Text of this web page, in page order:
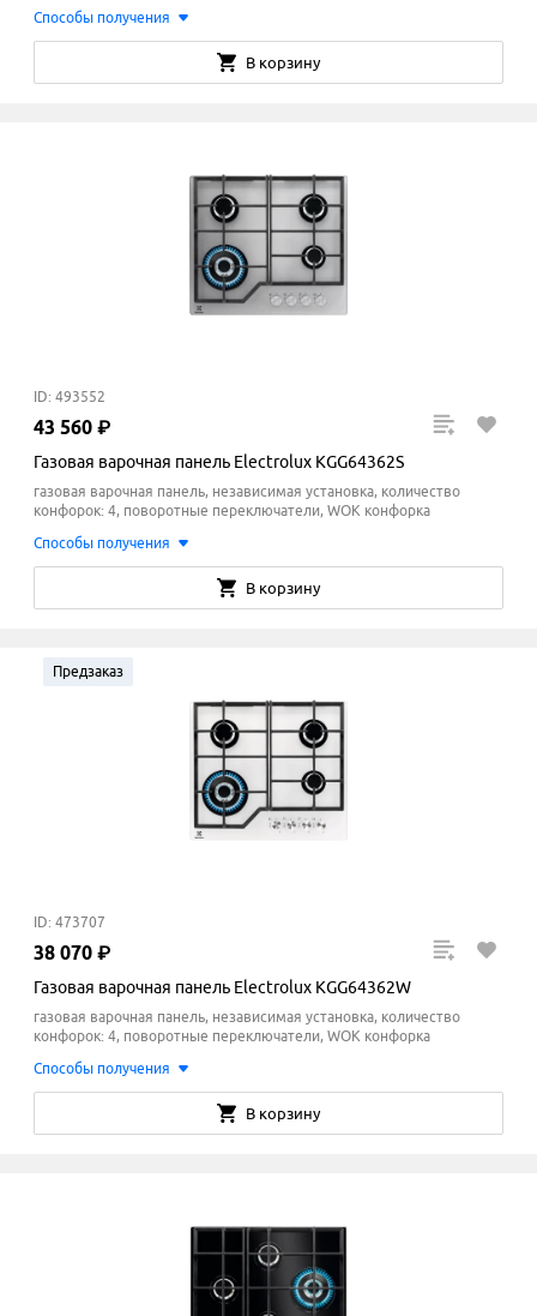
Способы получения
В корзину
ID: 493552
43 560 ₽
Газовая варочная панель Electrolux KGG64362S
газовая варочная панель, независимая установка, количество
конфорок: 4, поворотные переключатели, WOK конфорка
Способы получения
В корзину
Предзаказ
ID: 473707
38 070 ₽
Газовая варочная панель Electrolux KGG64362W
газовая варочная панель, независимая установка, количество
конфорок: 4, поворотные переключатели, WOK конфорка
Способы получения
В корзину